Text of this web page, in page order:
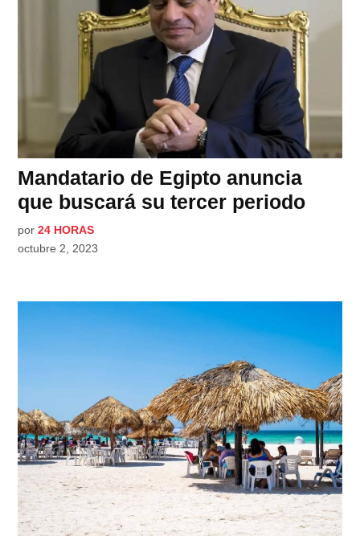
Mandatario de Egipto anuncia
que buscará su tercer periodo
por 24 HORAS
octubre 2, 2023